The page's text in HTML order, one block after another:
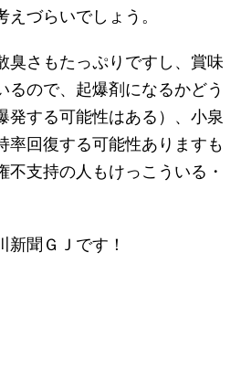
えづらいでしょう。
臭さもたっぷりですし、賞味
るので、起爆剤になるかどう
発する可能性はある）、小泉
率回復する可能性ありますも
不支持の人もけっこういる・
新聞ＧＪです！